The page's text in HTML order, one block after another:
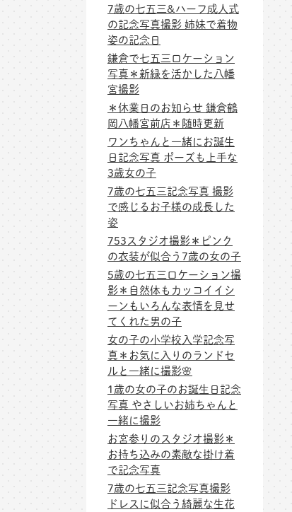
7歳の七五三&ハーフ成人式
の記念写真撮影 姉妹で着物
姿の記念日
鎌倉で七五三ロケーション
写真＊新緑を活かした八幡
宮撮影
＊休業日のお知らせ 鎌倉鶴
岡八幡宮前店＊随時更新
ワンちゃんと一緒にお誕生
日記念写真 ポーズも上手な
3歳女の子
7歳の七五三記念写真 撮影
で感じるお子様の成長した
姿
753スタジオ撮影＊ピンク
の衣装が似合う7歳の女の子
5歳の七五三ロケーション撮
影＊自然体もカッコイイシ
ーンもいろんな表情を見せ
てくれた男の子
女の子の小学校入学記念写
真＊お気に入りのランドセ
ルと一緒に撮影🌸
1歳の女の子のお誕生日記念
写真 やさしいお姉ちゃんと
一緒に撮影
お宮参りのスタジオ撮影＊
お持ち込みの素敵な掛け着
で記念写真
7歳の七五三記念写真撮影
ドレスに似合う綺麗な生花